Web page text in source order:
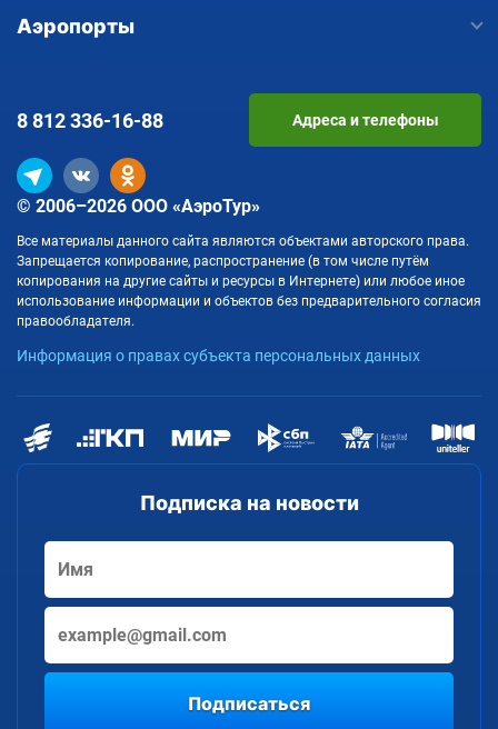
Аэропорты
Подписка на новости
Подписаться
© 2006–2026 ООО «АэроТур»
Все материалы данного сайта являются объектами авторского права.
Запрещается копирование, распространение (в том числе путём
копирования на другие сайты и ресурсы в Интернете) или любое иное
использование информации и объектов без предварительного согласия
правообладателя.
Информация о правах субъекта персональных данных
8 812336-16-88 Адреса и телефоны